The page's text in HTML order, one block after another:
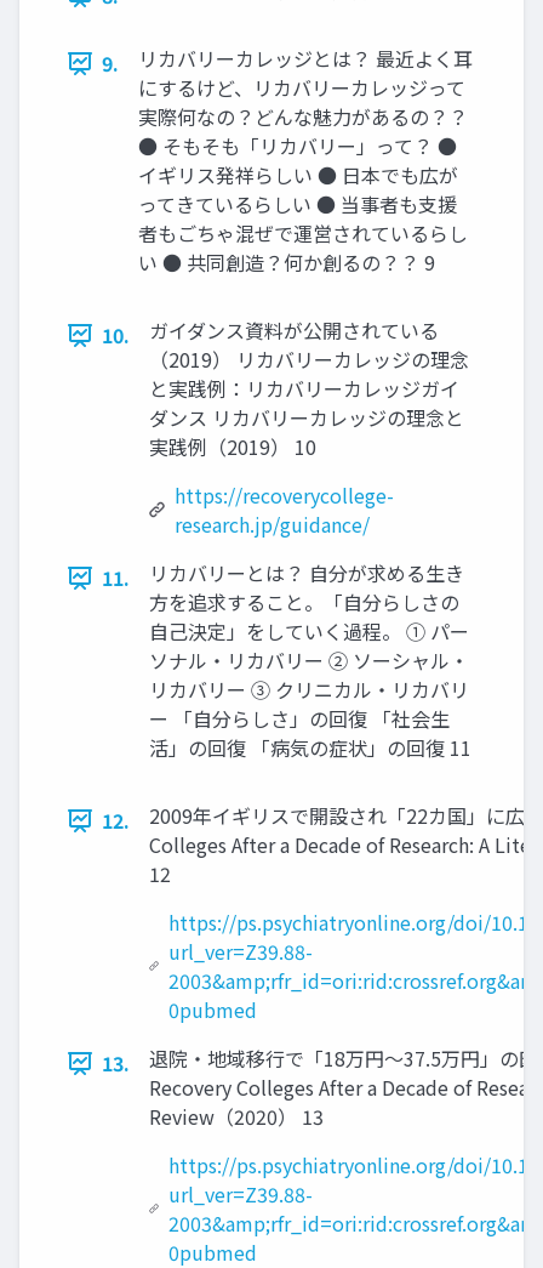
9.
リカバリーカレッジとは？ 最近よく耳
にするけど、リカバリーカレッジって
実際何なの？どんな魅力があるの？？
● そもそも「リカバリー」って？ ●
イギリス発祥らしい ● 日本でも広が
ってきているらしい ● 当事者も支援
者もごちゃ混ぜで運営されているらし
い ● 共同創造？何か創るの？？ 9
10.
ガイダンス資料が公開されている
（2019） リカバリーカレッジの理念
と実践例：リカバリーカレッジガイ
ダンス リカバリーカレッジの理念と
実践例（2019） 10
https://recoverycollege-
research.jp/guidance/
11.
リカバリーとは？ 自分が求める生き
方を追求すること。「自分らしさの
自己決定」をしていく過程。 ① パー
ソナル・リカバリー ② ソーシャル・
リカバリー ③ クリニカル・リカバリ
ー 「自分らしさ」の回復 「社会生
活」の回復 「病気の症状」の回復 11
12.
2009年イギリスで開設され「22カ国」に広
Colleges After a Decade of Research: A
12
https://ps.psychiatryonline.org/doi/
url_ver=Z39.88-
0pubmed
13.
退院・地域移行で「18万円〜37.5万円」の
Recovery Colleges After a Decade of
Review（2020） 13
https://ps.psychiatryonline.org/doi/
url_ver=Z39.88-
0pubmed